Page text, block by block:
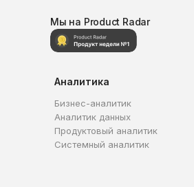
Мы на Product Radar
Аналитика
Бизнес-аналитик
Аналитик данных
Продуктовый аналитик
Системный аналитик